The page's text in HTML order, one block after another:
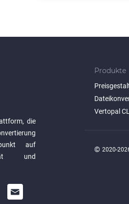
die
auf
und
Produkte
Vertopal
© 2020-